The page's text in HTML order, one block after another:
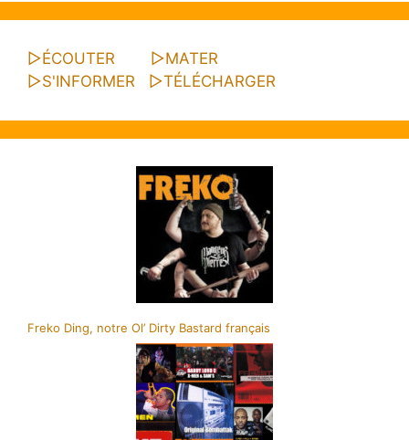
▷ÉCOUTER ▷MATER
▷S'INFORMER ▷TÉLÉCHARGER
Freko Ding, notre Ol’ Dirty Bastard français